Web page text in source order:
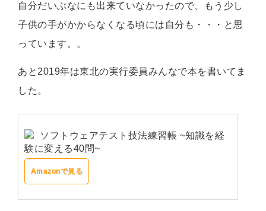
自分だいぶなにも出来ていなかったので、もう少し
子供の手がかからなくなる頃には自分も・・・と思
っています。。
あと2019年は東北の実行委員みんなで本を書いてま
した。
ソフトウェアテスト技法練習帳 ~知識を経
験に変える40問~
Amazonで見る